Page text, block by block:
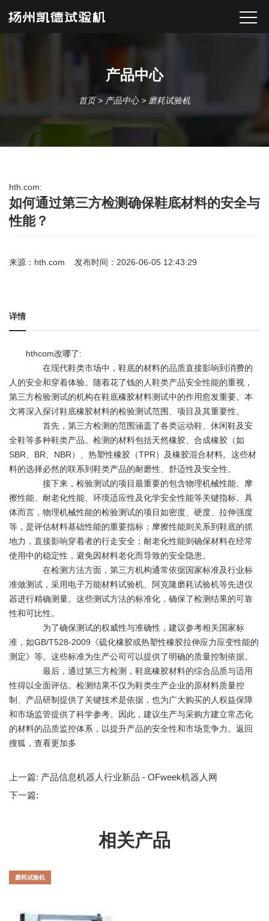
产品中心
首页> 产品中心> 磨耗试验机
hth.com:
如何通过第三方检测确保鞋底材料的安全与
性能？
来源： hth.com 发布时间：2026-06-05 12:43:29
详情
hthcom改哪了:
在现代鞋类市场中，鞋底的材料的品质直接影响到消费的
人的安全和穿着体验。随着花了钱的人鞋类产品安全性能的重视，
第三方检验测试的机构在鞋底橡胶材料测试中的作用愈发重要。本
文将深入探讨鞋底橡胶材料的检验测试范围、项目及其重要性。
首先，第三方检测的范围涵盖了各类运动鞋、休闲鞋及安
全鞋等多种鞋类产品。检测的材料包括天然橡胶、合成橡胶（如
SBR、BR、NBR）、热塑性橡胶（TPR）及橡胶混合材料。这些材
料的选择必然的联系到鞋类产品的耐磨性、舒适性及安全性。
接下来，检验测试的项目最重要的包含物理机械性能、摩
擦性能、耐老化性能、环境适应性及化学安全性能等关键指标。具
体而言，物理机械性能的检验测试的项目如密度、硬度、拉伸强度
等，是评估材料基础性能的重要指标；摩擦性能则关系到鞋底的抓
地力，直接影响穿着者的行走安全；耐老化性能则确保材料在经常
使用中的稳定性，避免因材料老化而导致的安全隐患。
在检测方法方面，第三方机构通常依据国家标准及行业标
准做测试，采用电子万能材料试验机、阿克隆磨耗试验机等先进仪
器进行精确测量。这些测试方法的标准化，确保了检测结果的可靠
性和可比性。
为了确保测试的权威性与准确性，建议参考相关国家标
准，如GB/T528-2009《硫化橡胶或热塑性橡胶拉伸应力应变性能的
测定》等。这些标准为生产公司可以提供了明确的质量控制依据。
最后，通过第三方检测，鞋底橡胶材料的综合品质与适用
性得以全面评估。检测结果不仅为鞋类生产企业的原材料质量控
制、产品研制提供了关键技术是依据，也为广大购买的人权益保障
和市场监管提供了科学参考。因此，建议生产与采购方建立常态化
的材料的品质监控体系，以提升产品的安全性和市场竞争力。返回
搜狐，查看更加多
上一篇: 产品信息机器人行业新品 - OFweek机器人网
下一篇:
相关产品
磨耗试验机